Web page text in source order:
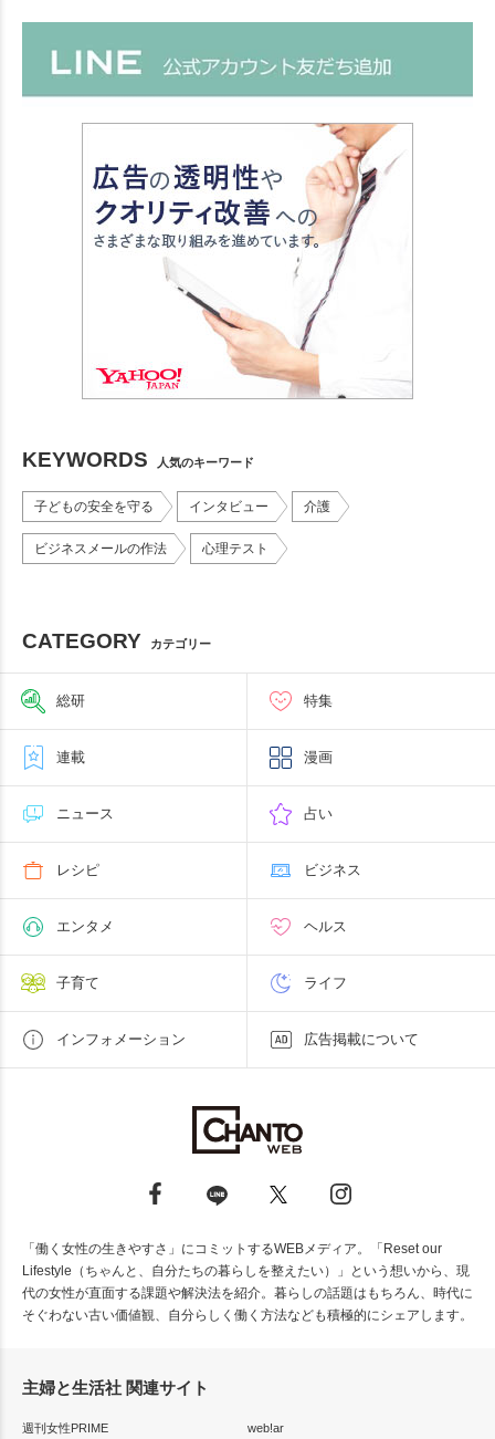
KEYWORDS 人気のキーワード
子どもの安全を守る インタビュー 介護
ビジネスメールの作法 心理テスト
CATEGORY カテゴリー
総研 特集
連載 漫画
ニュース 占い
レシピ ビジネス
エンタメ ヘルス
子育て ライフ
インフォメーション 広告掲載について
「働く女性の生きやすさ」にコミットするWEBメディア。「Reset our
Lifestyle（ちゃんと、自分たちの暮らしを整えたい）」という想いから、現
代の女性が直面する課題や解決法を紹介。暮らしの話題はもちろん、時代に
そぐわない古い価値観、自分らしく働く方法なども積極的にシェアします。
主婦と生活社 関連サイト
週刊女性PRIME web!ar